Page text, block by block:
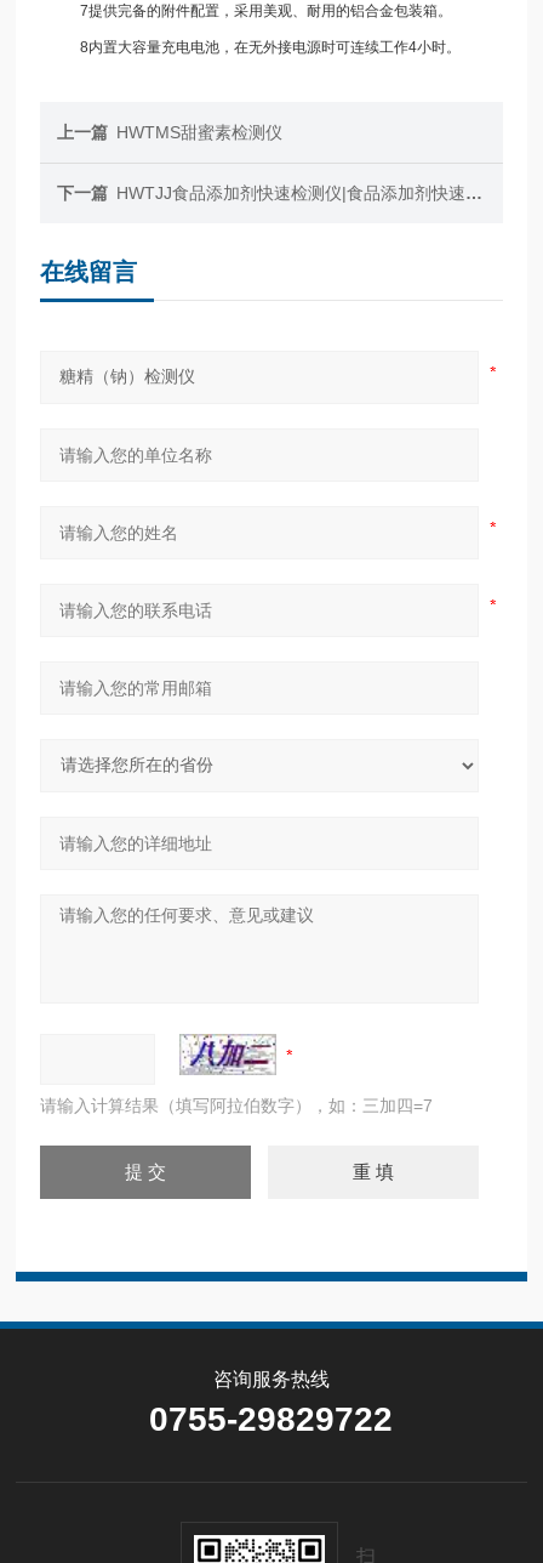
7提供完备的附件配置，采用美观、耐用的铝合金包装箱。
8内置大容量充电电池，在无外接电源时可连续工作4小时。
上一篇 HWTMS甜蜜素检测仪
下一篇 HWTJJ食品添加剂快速检测仪|食品添加剂快速测定仪
在线留言
请输入计算结果（填写阿拉伯数字），如：三加四=7
咨询服务热线
0755-29829722
扫